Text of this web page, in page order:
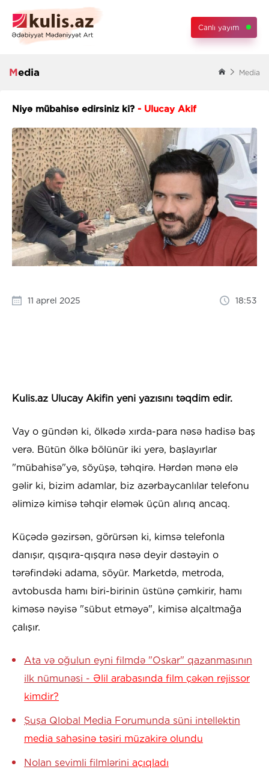
Canlı yayım
Media Media
Niyə mübahisə edirsiniz ki? - Ulucay Akif
11 aprel 2025 18:53
Kulis.az Ulucay Akifin yeni yazısını təqdim edir.
Vay o gündən ki, ölkədə xırda-para nəsə hadisə baş
verə. Bütün ölkə bölünür iki yerə, başlayırlar
"mübahisə"yə, söyüşə, təhqirə. Hərdən mənə elə
gəlir ki, bizim adamlar, biz azərbaycanlılar telefonu
əlimizə kimisə təhqir eləmək üçün alırıq ancaq.
Küçədə gəzirsən, görürsən ki, kimsə telefonla
danışır, qışqıra-qışqıra nəsə deyir dəstəyin o
tərəfindəki adama, söyür. Marketdə, metroda,
avtobusda hamı biri-birinin üstünə çəmkirir, hamı
kiməsə nəyisə "sübut etməyə", kimisə alçaltmağa
çalışır.
Ata və oğulun eyni filmdə "Oskar" qazanmasının
ilk nümunəsi - Əlil arabasında film çəkən rejissor
kimdir?
Şuşa Qlobal Media Forumunda süni intellektin
media sahəsinə təsiri müzakirə olundu
Nolan sevimli filmlərini açıqladı